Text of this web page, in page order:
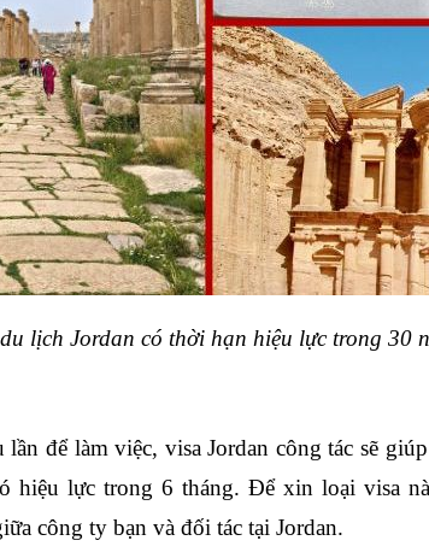
lịch Jordan có thời hạn hiệu lực trong 30
lần để làm việc, visa Jordan công tác sẽ
hiệu lực trong 6 tháng. Để xin loại visa
công ty bạn và đối tác tại Jordan.